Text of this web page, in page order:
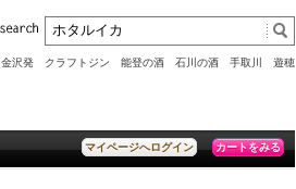
金沢発 クラフトジン 能登の酒 石川の酒 手取川 遊穂
マイページへログイン カートをみる